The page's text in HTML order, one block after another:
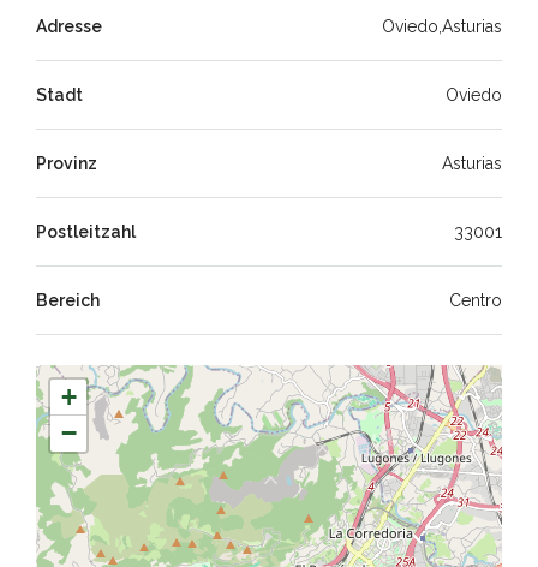
Adresse Oviedo,Asturias
Stadt Oviedo
Provinz Asturias
Postleitzahl 33001
Bereich Centro
+
−